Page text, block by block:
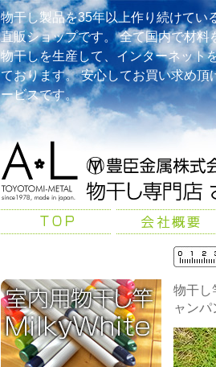
物干し製品を35年以上作り続けてい
直販ショップです。 全て国内で材料
物干しを生産して、インターネット
ております。 安心してお買い求め頂
ービスです。
物干し
ャン